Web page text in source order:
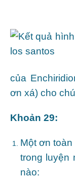
của
ơn xá) cho
Khoản 29:
Một ơn
trong luyện
nào: